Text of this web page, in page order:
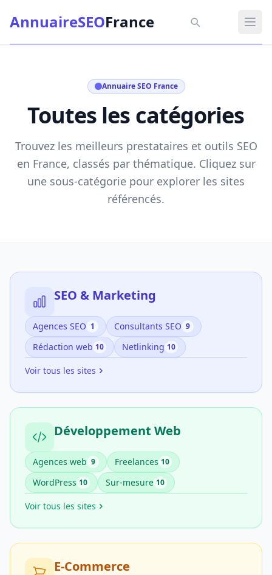
Annuaire SEO France
AnnuaireSEOFrance
Annuaire SEO France
Toutes les catégories
Trouvez les meilleurs prestataires et outils SEO
en France, classés par thématique. Cliquez sur
une sous-catégorie pour explorer les sites
référencés.
SEO & Marketing
Agences SEO 1 Consultants SEO 9
Rédaction web 10 Netlinking 10
Voir tous les sites
Développement Web
Agences web 9 Freelances 10
WordPress 10 Sur-mesure 10
Voir tous les sites
E-Commerce